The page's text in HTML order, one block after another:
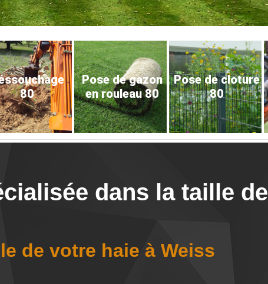
80
Pose de gazon
en rouleau 80
Pose de cloture
80
dans la taille de
de votre haie à Weiss